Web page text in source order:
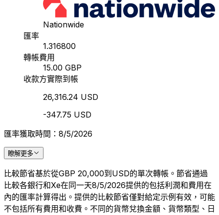
Nationwide
匯率
1.316800
轉帳費用
15.00 GBP
收款方實際到帳
26,316.24 USD
-347.75 USD
匯率獲取時間：8/5/2026
瞭解更多
比較節省基於從GBP 20,000到USD的單次轉帳。節省通過
比較各銀行和Xe在同一天8/5/2026提供的包括利潤和費用在
內的匯率計算得出。提供的比較節省僅對給定示例有效，可能
不包括所有費用和收費。不同的貨幣兌換金額、貨幣類型、日